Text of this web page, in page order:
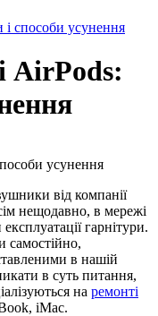
способи усунення
AirPods:
від компанії
нещодавно, в мережі
гарнітури.
самостійно,
в нашій
в суть питання,
на ремонті
iMac.